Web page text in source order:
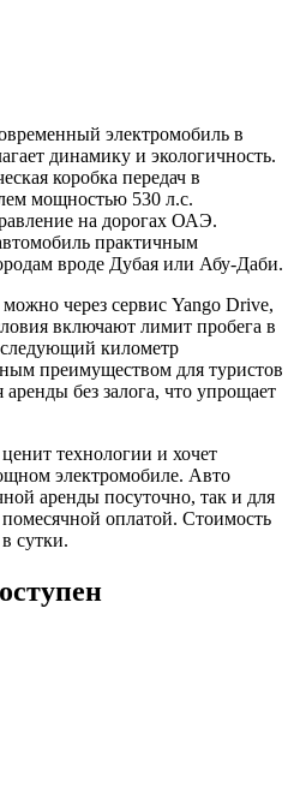
электромобиль в
динамику и экологичность.
коробка передач в
мощностью 530 л.с.
на дорогах ОАЭ.
практичным
вроде Дубая или Абу-Даби.
через сервис Yango Drive,
включают лимит пробега в
километр
преимуществом для туристов
аренды без залога, что упрощает
технологии и хочет
электромобиле. Авто
аренды посуточно, так и для
оплатой. Стоимость
сутки.